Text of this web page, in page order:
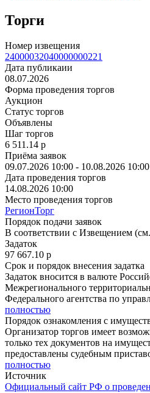
Торги
Номер извещения
24000032040000000221
Дата публикаии
08.07.2026
Форма проведения торгов
Аукцион
Статус торгов
Объявлены
Шаг торгов
6 511.14 p
Приёма заявок
09.07.2026 10:00 - 10.08.2026 10:00
Дата проведения торгов
14.08.2026 10:00
Место проведения торгов
РегионТорг
Порядок подачи заявок
В соответствии с Извещением
Задаток
97 667.10 p
Срок и порядок внесения задатка
Задаток вносится в валюте
Межрегионального
Федерального агентства по
полностью
Порядок ознакомления с
Организатор торгов имеет
только тех документов на
предоставлены судебным
полностью
Источник
Официальный сайт РФ о